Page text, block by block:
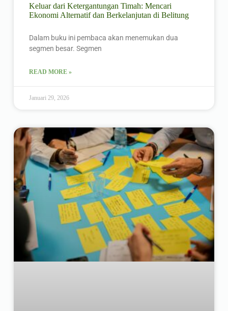
Keluar dari Ketergantungan Timah: Mencari
Ekonomi Alternatif dan Berkelanjutan di Belitung
Dalam buku ini pembaca akan menemukan dua
segmen besar. Segmen
READ MORE »
Januari 29, 2026